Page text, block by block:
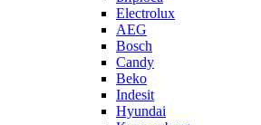
Electrolux
AEG
Bosch
Candy
Beko
Indesit
Hyundai